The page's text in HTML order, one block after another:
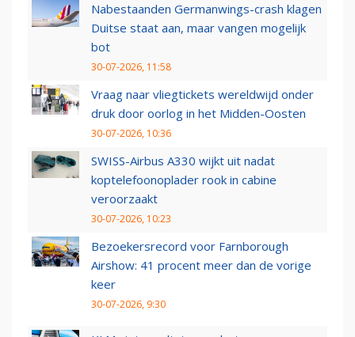
Nabestaanden Germanwings-crash klagen
Duitse staat aan, maar vangen mogelijk
bot
30-07-2026, 11:58
Vraag naar vliegtickets wereldwijd onder
druk door oorlog in het Midden-Oosten
30-07-2026, 10:36
SWISS-Airbus A330 wijkt uit nadat
koptelefoonoplader rook in cabine
veroorzaakt
30-07-2026, 10:23
Bezoekersrecord voor Farnborough
Airshow: 41 procent meer dan de vorige
keer
30-07-2026, 9:30